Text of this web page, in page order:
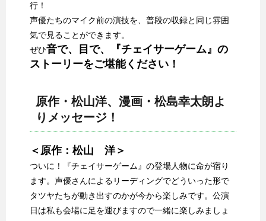
行！
声優たちのマイク前の演技を、普段の収録と同じ雰囲
気で見ることができます。
ぜひ音で、目で、『チェイサーゲーム』の
ストーリーをご堪能ください！
原作・松山洋、漫画・松島幸太朗よ
りメッセージ！
＜原作：松山 洋＞
ついに！『チェイサーゲーム』の登場人物に命が宿り
ます。声優さんによるリーディングでどういった形で
タツヤたちが動き出すのかが今から楽しみです。公演
日は私も会場に足を運びますので一緒に楽しみましょ